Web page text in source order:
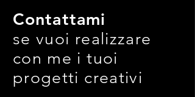
Contattami
se vuoi realizzare
con me i tuoi
progetti creativi